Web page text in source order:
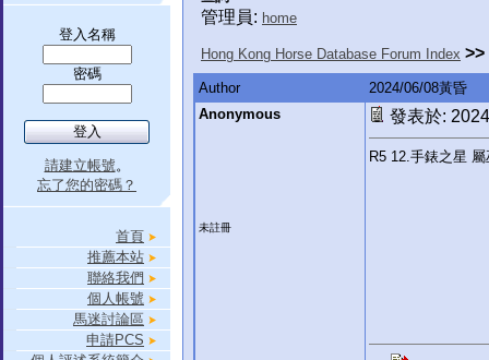
登入名稱
密碼
請建立帳號。
忘了您的密碼？
首頁
推薦本站
聯絡我們
個人帳號
馬迷討論區
申請PCS
管理員: home
Hong Kong Horse Database Forum Index >>
Author
2024/06/08黃昏
Anonymous
未註冊
發表於:
R5 12.手錶之星